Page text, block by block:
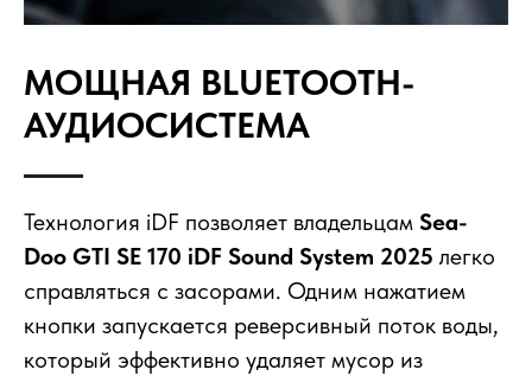
МОЩНАЯ BLUETOOTH-
АУДИОСИСТЕМА
Технология iDF позволяет владельцам Sea-
Doo GTI SE 170 iDF Sound System 2025 легко
справляться с засорами. Одним нажатием
кнопки запускается реверсивный поток воды,
который эффективно удаляет мусор из